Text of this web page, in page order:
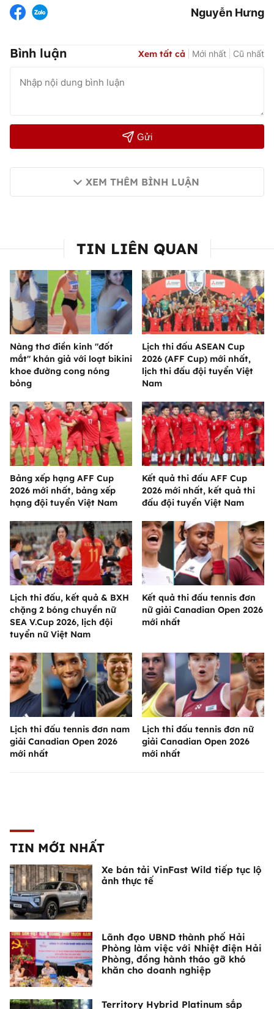
Nguyễn Hưng
Bình luận Xem tất cả Mới nhất Cũ nhất
Gửi
XEM THÊM BÌNH LUẬN
TIN LIÊN QUAN
Nàng thơ điền kinh "đốt
mắt" khán giả với loạt bikini
khoe đường cong nóng
bỏng
Lịch thi đấu ASEAN Cup
2026 (AFF Cup) mới nhất,
lịch thi đấu đội tuyển Việt
Nam
Bảng xếp hạng AFF Cup
2026 mới nhất, bảng xếp
hạng đội tuyển Việt Nam
Kết quả thi đấu AFF Cup
2026 mới nhất, kết quả thi
đấu đội tuyển Việt Nam
Lịch thi đấu, kết quả & BXH
chặng 2 bóng chuyền nữ
SEA V.Cup 2026, lịch đội
tuyển nữ Việt Nam
Kết quả thi đấu tennis đơn
nữ giải Canadian Open 2026
mới nhất
Lịch thi đấu tennis đơn nam
giải Canadian Open 2026
mới nhất
Lịch thi đấu tennis đơn nữ
giải Canadian Open 2026
mới nhất
TIN MỚI NHẤT
Xe bán tải VinFast Wild tiếp tục lộ
ảnh thực tế
Lãnh đạo UBND thành phố Hải
Phòng làm việc với Nhiệt điện Hải
Phòng, đồng hành tháo gỡ khó
khăn cho doanh nghiệp
Territory Hybrid Platinum sắp